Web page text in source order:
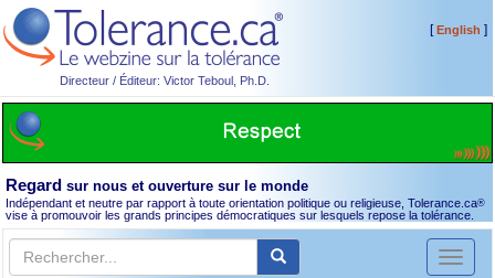
Directeur / Éditeur: Victor Teboul, Ph.D.
[English ]
Regard sur nous et ouverture sur le monde
Indépendant et neutre par rapport à toute orientation politique ou religieuse, Tolerance.ca®
vise à promouvoir les grands principes démocratiques sur lesquels repose la tolérance.
Toggle